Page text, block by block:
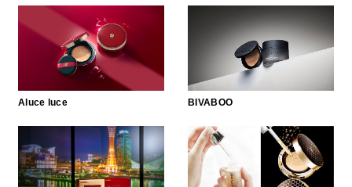
美容ジェル・乳液・クリーム
オールインワン
シート・マスク
リップケア
スペシャルケア
PURE’D 100 PERFECTION
美肌フローリズム
PHYSIOGEL
BIVABOO（ビバブー）
フェイスパウダー
CCクリーム
UVケア
プラセンタ
乳酸菌
コラーゲン
ビタミン
レスベラトロール
高麗人参
コエンザイム
白神秘境活性水
ビューティーサポート
ヘルスサポート
ヘアケア
スカルプケア
シャンプー
トリートメント
ボディケア
ボディソープ
入浴剤
シリーズ一覧
STEFANY AGING
（ステファニーエイジング）
Aluce luce（アルーチェルーチェ）
Aluce luce BIVABOO